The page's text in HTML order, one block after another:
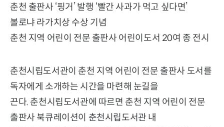
춘천 출판사 ‘핑거’ 발행 ‘빨간 사과가 먹고 싶다면’
볼로냐 라가치상 수상 기념
춘천 지역 어린이 전문 출판사 어린이도서 20여 종 전시
춘천시립도서관이 춘천 지역 어린이 전문 출판사 도서를
독자에게 소개하는 시간을 마련해 눈길을
끈다. 춘천시립도서관에 따르면 춘천 지역 어린이 전문
출판사 북큐레이션이 춘천시립도서관 내